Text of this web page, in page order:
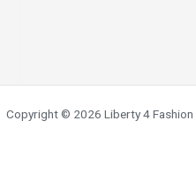
Copyright © 2026 Liberty 4 Fashion